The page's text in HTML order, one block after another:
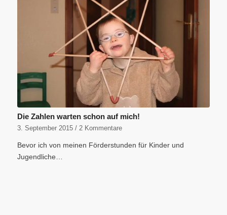
Die Zahlen warten schon auf mich!
3. September 2015 / 2 Kommentare
Bevor ich von meinen Förderstunden für Kinder und
Jugendliche…